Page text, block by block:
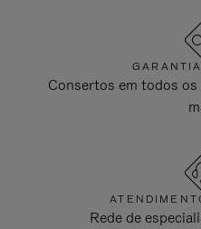
Consertos em todos
Rede de